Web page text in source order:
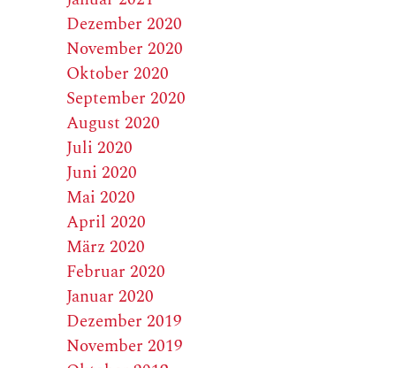
Dezember 2020
November 2020
Oktober 2020
September 2020
August 2020
Juli 2020
Juni 2020
Mai 2020
April 2020
März 2020
Februar 2020
Januar 2020
Dezember 2019
November 2019